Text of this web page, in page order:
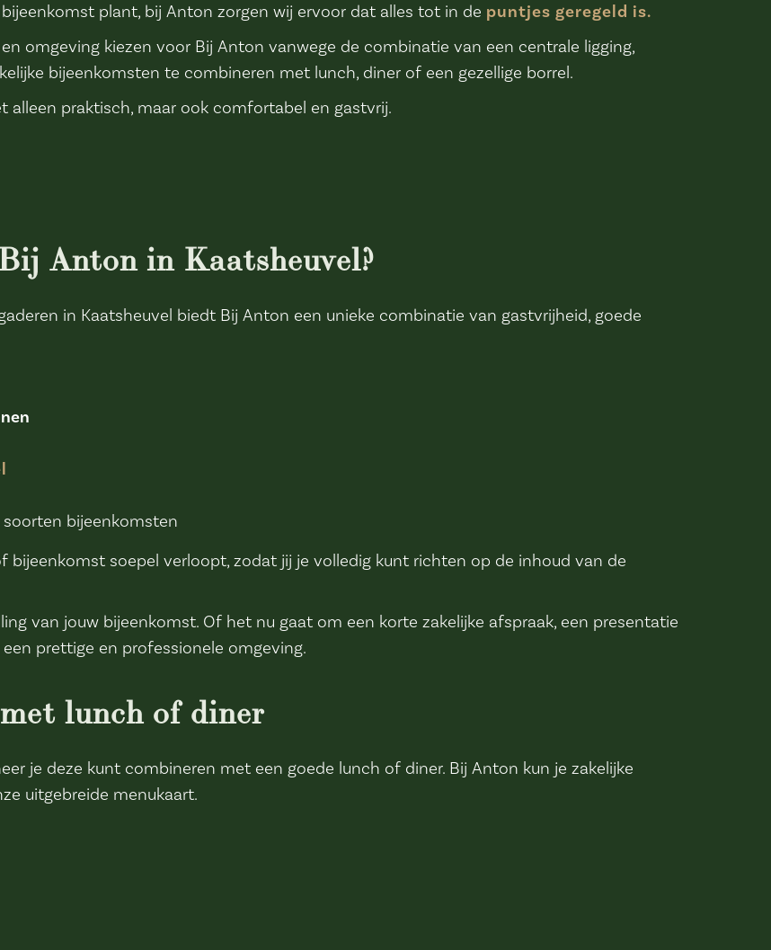
plant, bij Anton zorgen wij ervoor dat alles tot in de puntjes geregeld is.
omgeving kiezen voor Bij Anton vanwege de combinatie van een centrale ligging,
bijeenkomsten te combineren met lunch, diner of een gezellige borrel.
alleen praktisch, maar ook comfortabel en gastvrij.
Anton in Kaatsheuvel?
in Kaatsheuvel biedt Bij Anton een unieke combinatie van gastvrijheid, goede
bijeenkomsten
bijeenkomst soepel verloopt, zodat jij je volledig kunt richten op de inhoud van de
van jouw bijeenkomst. Of het nu gaat om een korte zakelijke afspraak, een presentatie
prettige en professionele omgeving.
lunch of diner
je deze kunt combineren met een goede lunch of diner. Bij Anton kun je zakelijke
uitgebreide menukaart.